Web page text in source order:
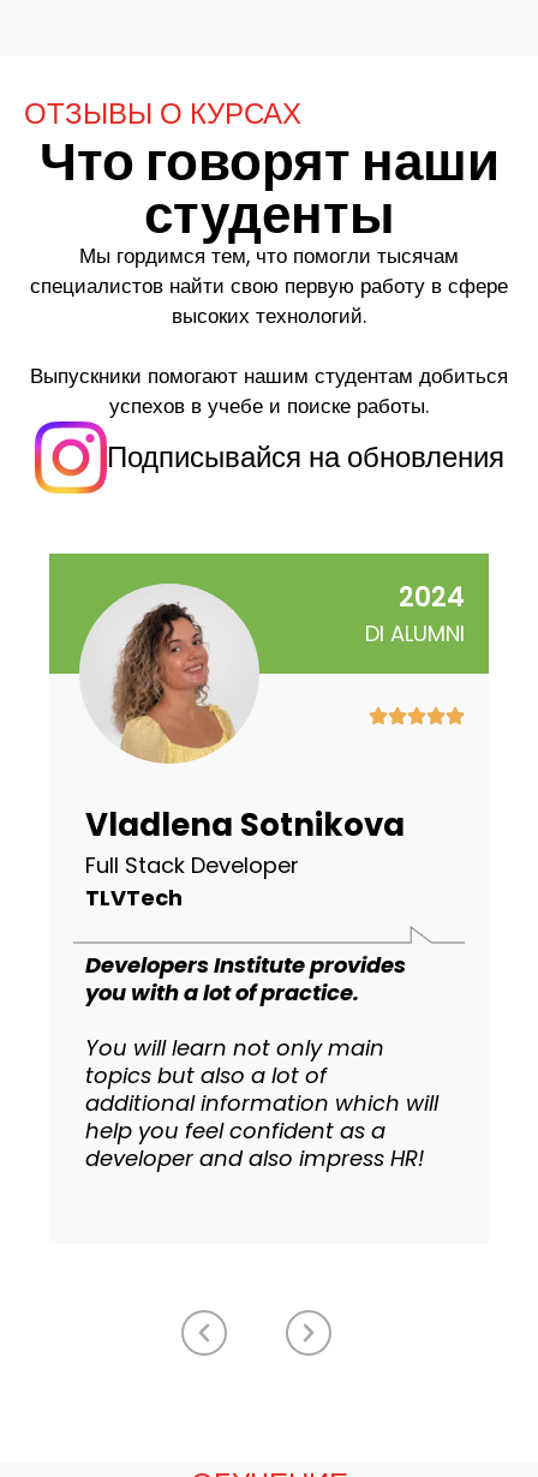
ОТЗЫВЫ О КУРСАХ
Что говорят наши
студенты
Мы гордимся тем, что помогли тысячам
специалистов найти свою первую работу в сфере
высоких технологий.
Выпускники помогают нашим студентам добиться
успехов в учебе и поиске работы.
Подписывайся на обновления
2024
DI ALUMNI
Vladlena Sotnikova
Full Stack Developer
TLVTech
Developers Institute provides
you with a lot of practice.
You will learn not only main
topics but also a lot of
additional information which will
help you feel confident as a
developer and also impress HR!